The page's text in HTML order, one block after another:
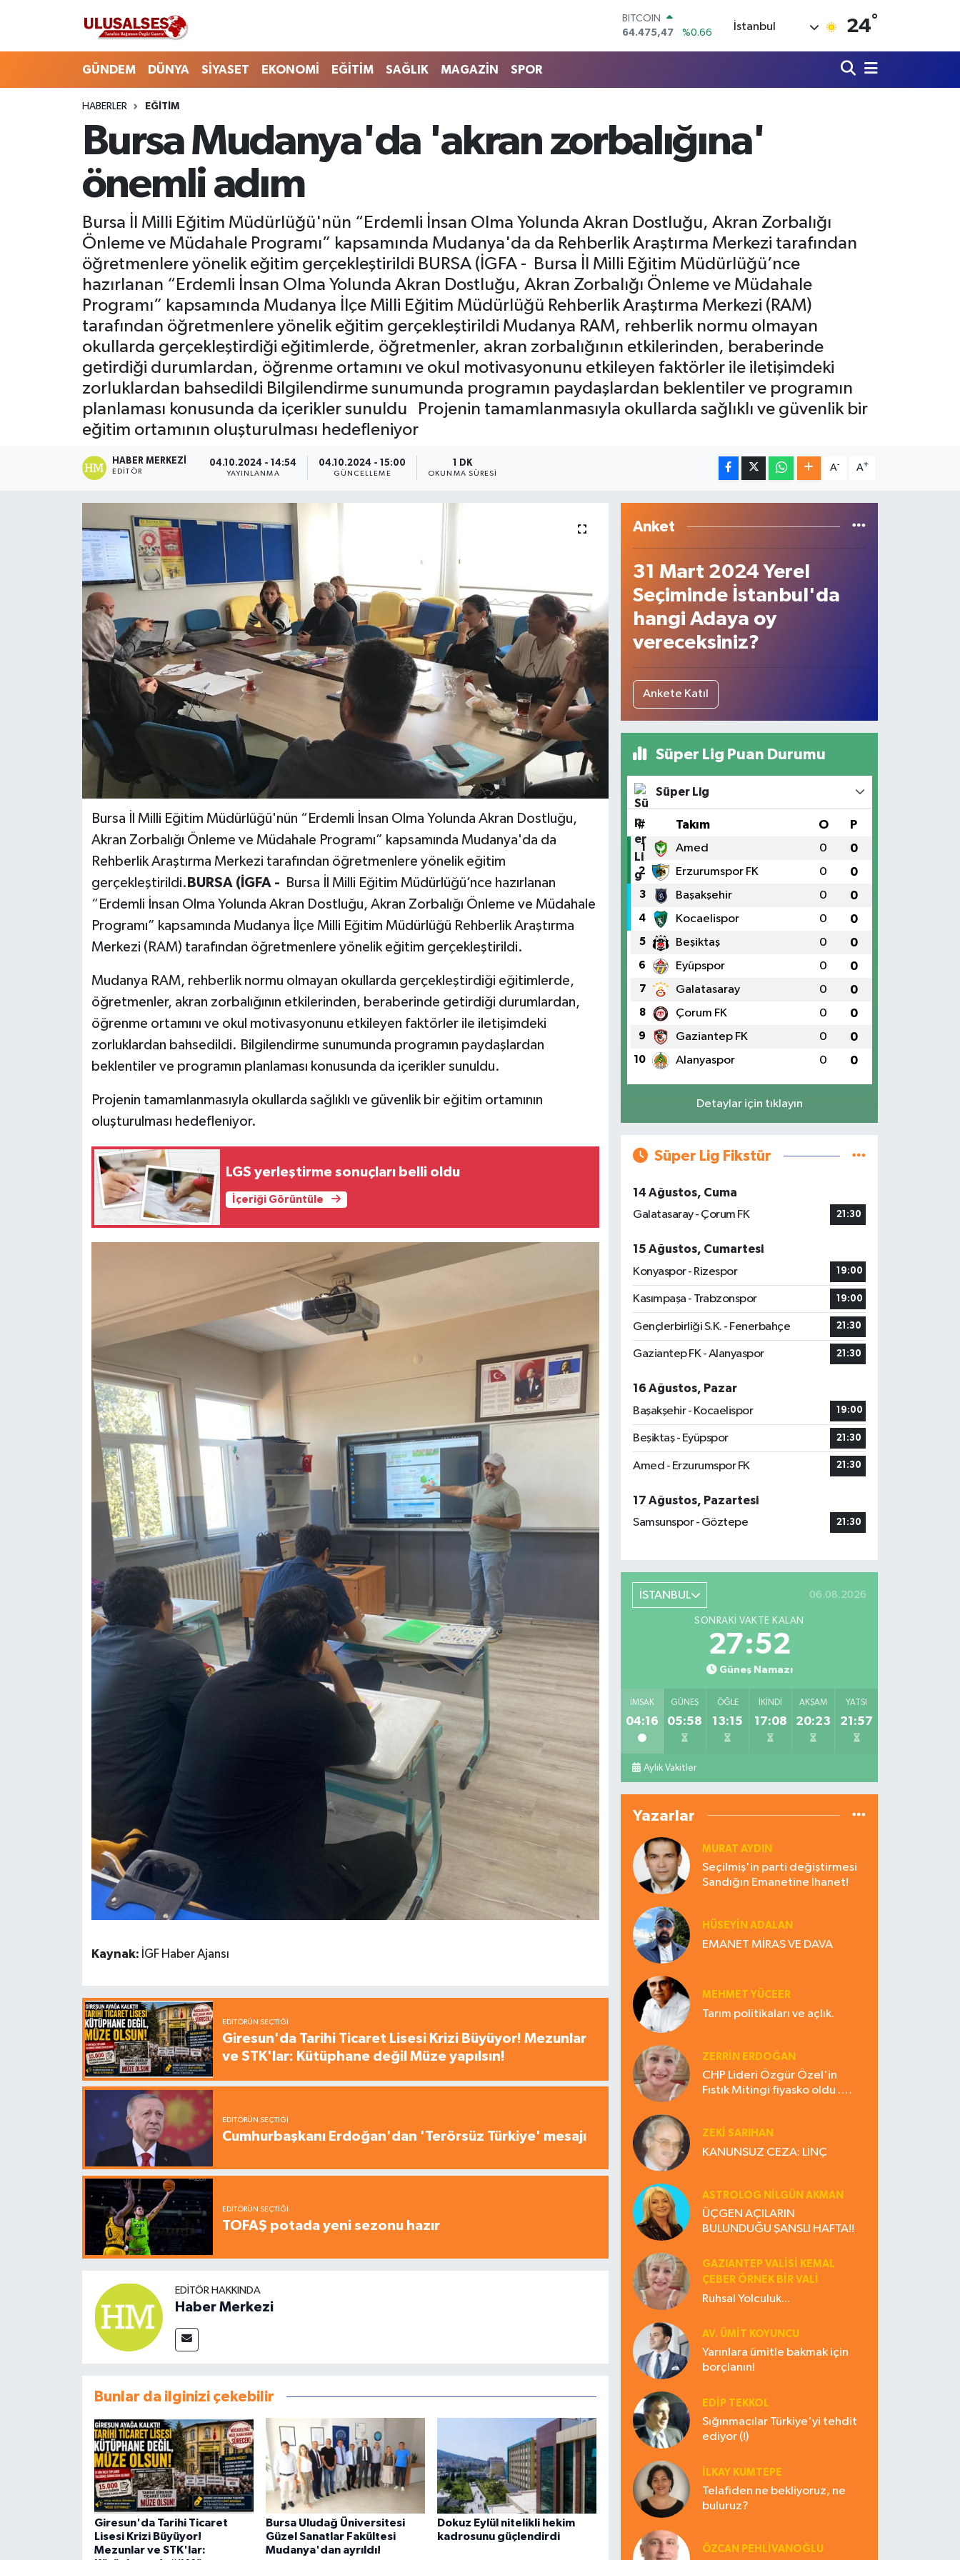
DOLAR
47,5971
%0.05
64,2534
%0.22
BİST100
13.703
%0
İstanbul 24°
GÜNDEM DÜNYA SİYASET EKONOMİ EĞİTİM SAĞLIK MAGAZİN SPOR
HABERLER EĞİTİM
Bursa Mudanya'da 'akran zorbalığına'
önemli adım
Bursa İl Milli Eğitim Müdürlüğü'nün “Erdemli İnsan Olma Yolunda Akran Dostluğu, Akran Zorbalığı
Önleme ve Müdahale Programı” kapsamında Mudanya'da da Rehberlik Araştırma Merkezi tarafından
öğretmenlere yönelik eğitim gerçekleştirildi BURSA (İGFA - Bursa İl Milli Eğitim Müdürlüğü’nce
hazırlanan “Erdemli İnsan Olma Yolunda Akran Dostluğu, Akran Zorbalığı Önleme ve Müdahale
Programı” kapsamında Mudanya İlçe Milli Eğitim Müdürlüğü Rehberlik Araştırma Merkezi (RAM)
tarafından öğretmenlere yönelik eğitim gerçekleştirildi Mudanya RAM, rehberlik normu olmayan
okullarda gerçekleştirdiği eğitimlerde, öğretmenler, akran zorbalığının etkilerinden, beraberinde
getirdiği durumlardan, öğrenme ortamını ve okul motivasyonunu etkileyen faktörler ile iletişimdeki
zorluklardan bahsedildi Bilgilendirme sunumunda programın paydaşlardan beklentiler ve programın
planlaması konusunda da içerikler sunuldu Projenin tamamlanmasıyla okullarda sağlıklı ve güvenlik bir
eğitim ortamının oluşturulması hedefleniyor
HABER MERKEZI
EDITÖR
04.10.2024 - 14:54
YAYINLANMA
04.10.2024 - 15:00
GÜNCELLEME
1 DK
OKUNMA SÜRESI
A- A+
Bursa İl Milli Eğitim Müdürlüğü'nün “Erdemli İnsan Olma Yolunda Akran Dostluğu,
Akran Zorbalığı Önleme ve Müdahale Programı” kapsamında Mudanya'da da
Rehberlik Araştırma Merkezi tarafından öğretmenlere yönelik eğitim
gerçekleştirildi. BURSA (İGFA -
Bursa İl Milli Eğitim Müdürlüğü’nce hazırlanan
“Erdemli İnsan Olma Yolunda Akran Dostluğu, Akran Zorbalığı Önleme ve Müdahale
Programı” kapsamında Mudanya İlçe Milli Eğitim Müdürlüğü Rehberlik Araştırma
Merkezi (RAM) tarafından öğretmenlere yönelik eğitim gerçekleştirildi.
Mudanya RAM, rehberlik normu olmayan okullarda gerçekleştirdiği eğitimlerde,
öğretmenler, akran zorbalığının etkilerinden, beraberinde getirdiği durumlardan,
öğrenme ortamını ve okul motivasyonunu etkileyen faktörler ile iletişimdeki
zorluklardan bahsedildi. Bilgilendirme sunumunda programın paydaşlardan
beklentiler ve programın planlaması konusunda da içerikler sunuldu.
Projenin tamamlanmasıyla okullarda sağlıklı ve güvenlik bir eğitim ortamının
oluşturulması hedefleniyor.
LGS yerleştirme sonuçları belli oldu
İçeriği Görüntüle
Kaynak: İGF Haber Ajansı
EDITÖRÜN SEÇTIĞI
Giresun'da Tarihi Ticaret Lisesi Krizi Büyüyor! Mezunlar
ve STK'lar: Kütüphane değil Müze yapılsın!
EDITÖRÜN SEÇTIĞI
Cumhurbaşkanı Erdoğan'dan 'Terörsüz Türkiye' mesajı
EDITÖRÜN SEÇTIĞI
TOFAŞ potada yeni sezonu hazır
EDITÖR HAKKINDA
Haber Merkezi
Bunlar da ilginizi çekebilir
Giresun'da Tarihi Ticaret
Lisesi Krizi Büyüyor!
Mezunlar ve STK'lar:
Bursa Uludağ Üniversitesi
Güzel Sanatlar Fakültesi
Mudanya'dan ayrıldı!
Dokuz Eylül nitelikli hekim
kadrosunu güçlendirdi
Anket
31 Mart 2024 Yerel
Seçiminde İstanbul'da
hangi Adaya oy
vereceksiniz?
Ankete Katıl
Süper Lig Puan Durumu
Süper Lig
# Takım O P
1 Amed 0 0
2 Erzurumspor FK 0 0
3 Başakşehir 0 0
4 Kocaelispor 0 0
5 Beşiktaş 0 0
6 Eyüpspor 0 0
7 Galatasaray 0 0
8 Çorum FK 0 0
9 Gaziantep FK 0 0
10 Alanyaspor 0 0
Detaylar için tıklayın
Süper Lig Fikstür
14 Ağustos, Cuma
Galatasaray - Çorum FK
21:30
15 Ağustos, Cumartesi
Konyaspor - Rizespor
19:00
Kasımpaşa - Trabzonspor 19:00
Gençlerbirliği S.K. - Fenerbahçe 21:30
Gaziantep FK - Alanyaspor 21:30
16 Ağustos, Pazar
Başakşehir - Kocaelispor
19:00
Beşiktaş - Eyüpspor 21:30
Amed - Erzurumspor FK 21:30
17 Ağustos, Pazartesi
Samsunspor - Göztepe
21:30
İSTANBUL 06.08.2026
SONRAKI VAKTE KALAN
27:50
Güneş Namazı
İMSAK
04:16
GÜNEŞ
05:58
ÖĞLE
13:15
İKINDI
17:08
AKŞAM
20:23
YATSI
21:57
Aylık Vakitler
Yazarlar
MURAT AYDIN
Seçilmiş'in parti değiştirmesi
Sandığın Emanetine İhanet!
HÜSEYIN ADALAN
EMANET MİRAS VE DAVA
MEHMET YÜCEER
Tarım politikaları ve açlık.
ZERRIN ERDOĞAN
CHP Lideri Özgür Özel'in
Fıstık Mitingi fiyasko oldu .
ZEKI SARIHAN
KANUNSUZ CEZA: LİNÇ
ASTROLOG NILGÜN AKMAN
ÜÇGEN AÇILARIN
BULUNDUĞU ŞANSLI HAFTA!!
GAZIANTEP VALISI KEMAL
ÇEBER ÖRNEK BİR VALİ
Ruhsal Yolculuk...
AV. ÜMIT KOYUNCU
Yarınlara ümitle bakmak için
borçlanın!
EDIP TEKKOL
Sığınmacılar Türkiye'yi tehdit
ediyor (!)
İLKAY KUMTEPE
Telafiden ne bekliyoruz, ne
buluruz?
ÖZCAN PEHLİVANOĞLU
GÜNDEM
DÜNYA
SİYASET
MAGAZİN
Hava Durumu
Trafik Durumu
Süper Lig Puan Durumu ve Fikstür
Son Dakika Haberleri
Haber Arşivi